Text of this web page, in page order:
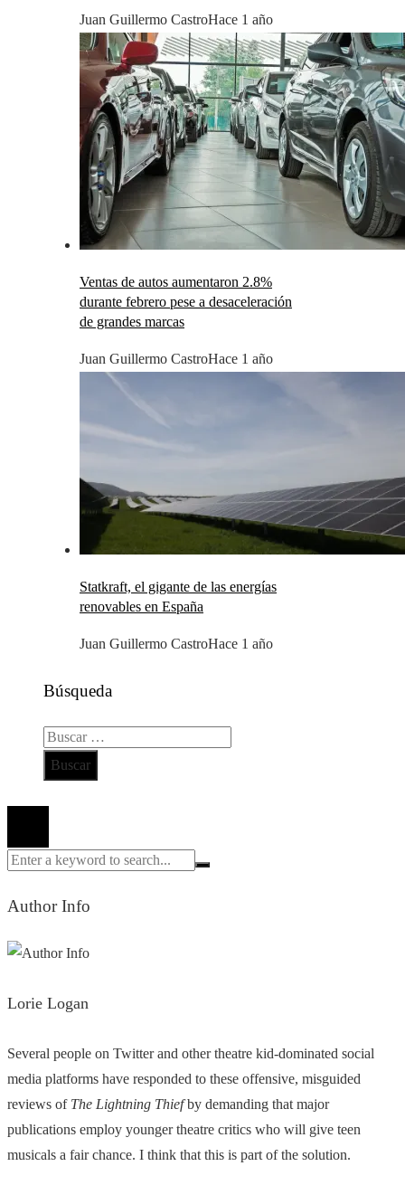
Juan Guillermo CastroHace 1 año
Ventas de autos aumentaron 2.8%
durante febrero pese a desaceleración
de grandes marcas
Juan Guillermo CastroHace 1 año
Statkraft, el gigante de las energías
renovables en España
Juan Guillermo CastroHace 1 año
Búsqueda
Buscar:
Author Info
Lorie Logan
Several people on Twitter and other theatre kid-dominated social
media platforms have responded to these offensive, misguided
reviews of The Lightning Thiefby demanding that major
publications employ younger theatre critics who will give teen
musicals a fair chance. I think that this is part of the solution.